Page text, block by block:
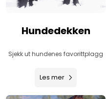
Hundedekken
Sjekk ut hundenes favorittplagg
Les mer